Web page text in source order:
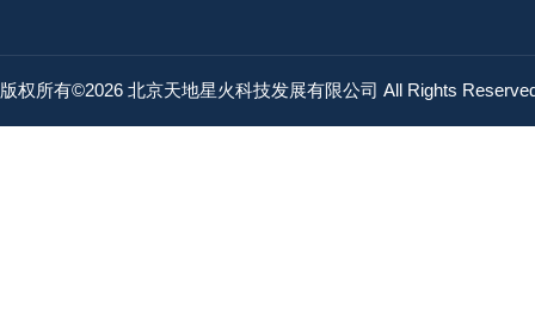
版权所有©2026 北京天地星火科技发展有限公司 All Rights